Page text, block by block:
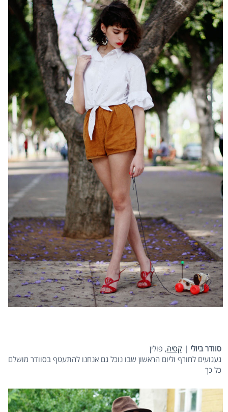
סוודר ביולי | קסיה, פולין
געגועים לחורף וליום הראשון שבו נוכל גם אנחנו להתעטף בסוודר מושלם
כל כך